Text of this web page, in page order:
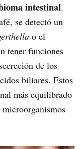
intestinal.
se detectó un
o el
tener funciones
de los
biliares. Estos
más equilibrado